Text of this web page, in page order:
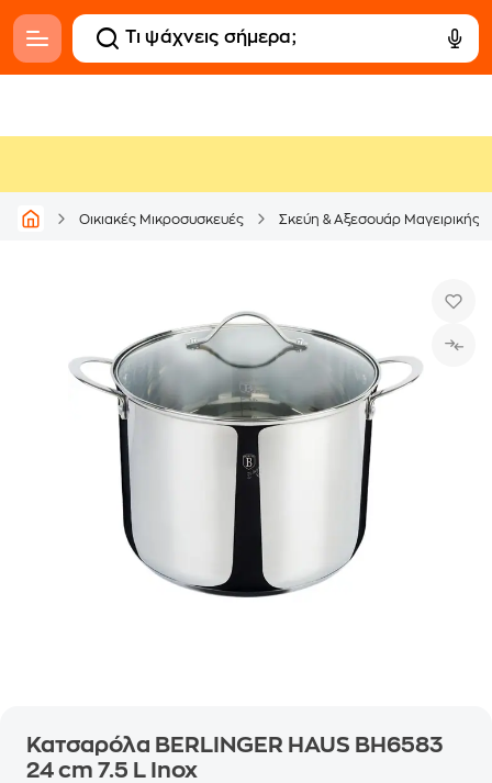
Οικιακές Μικροσυσκευές Σκεύη & Αξεσουάρ Μαγειρικής
Κατσαρόλα BERLINGER HAUS BH6583
24 cm 7.5 L Inox